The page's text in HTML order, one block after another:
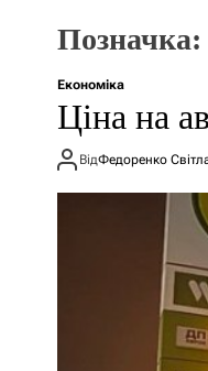
Позначка:
Економіка
Ціна на
ВідФедоренко